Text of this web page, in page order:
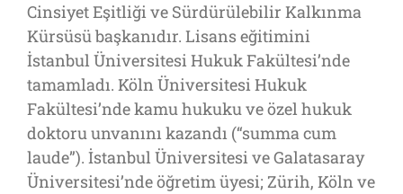
Cinsiyet Eşitliği ve Sürdürülebilir Kalkınma
Kürsüsü başkanıdır. Lisans eğitimini
İstanbul Üniversitesi Hukuk Fakültesi’nde
tamamladı. Köln Üniversitesi Hukuk
Fakültesi’nde kamu hukuku ve özel hukuk
doktoru unvanını kazandı (“summa cum
laude”). İstanbul Üniversitesi ve Galatasaray
Üniversitesi’nde öğretim üyesi; Zürih, Köln ve